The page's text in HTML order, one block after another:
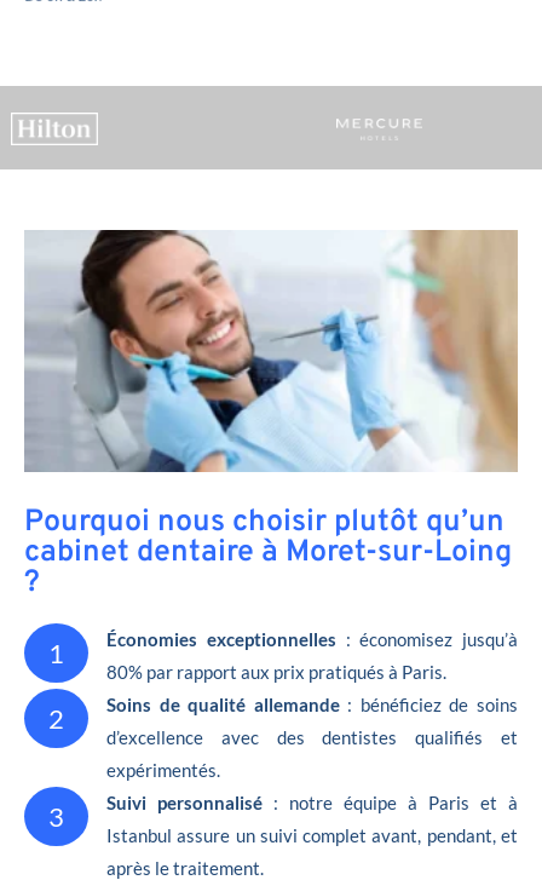
Pourquoi nous choisir plutôt qu’un
cabinet dentaire à Moret-sur-Loing
?
1 Économies exceptionnelles : économisez jusqu’à
80% par rapport aux prix pratiqués à Paris.
2 Soins de qualité allemande: bénéficiez de soins
d’excellence avec des dentistes qualifiés et
expérimentés.
3 Suivi personnalisé : notre équipe à Paris et à
Istanbul assure un suivi complet avant, pendant, et
après le traitement.